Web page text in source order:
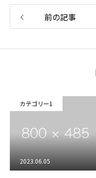
前の記事
カテゴリー1
2023.06.05